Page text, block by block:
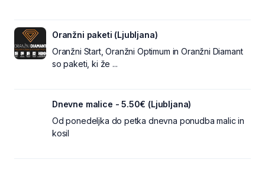
Oranžni paketi (Ljubljana)
Oranžni Start, Oranžni Optimum in Oranžni Diamant
so paketi, ki že ...
Dnevne malice - 5.50€ (Ljubljana)
Od ponedeljka do petka dnevna ponudba malic in
kosil